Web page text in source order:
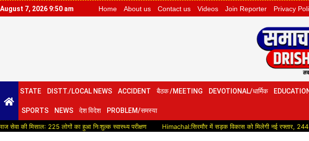
August 7, 2026 9:50 am Home About us Contact us Videos Join Reporter Privacy
STATE DISTT./LOCAL NEWS ACCIDENT बैठक /MEETING DEVOTIONAL/धार्मिक
SPORTS NEWS देश विदेश PROBLEM/समस्या
225 लोगों का हुआ निःशुल्क स्वास्थ्य परीक्षण Himachal:सिरमौर में सड़क विकास को मिलेगी नई रफ्तार, 244 करोड़ की